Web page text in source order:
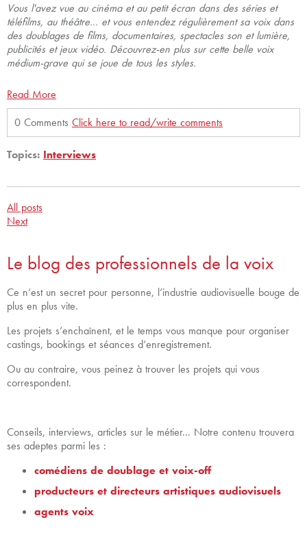
Vous l'avez vue au cinéma et au petit écran dans des séries et
téléfilms, au théâtre... et vous entendez régulièrement sa voix dans
des doublages de films, documentaires, spectacles son et lumière,
publicités et jeux vidéo. Découvrez-en plus sur cette belle voix
médium-grave qui se joue de tous les styles.
Read More
0 Comments Click here to read/write comments
Topics: Interviews
All posts
Next
Le blog des professionnels de la voix
Ce n’est un secret pour personne, l’industrie audiovisuelle bouge de
plus en plus vite.
Les projets s’enchaînent, et le temps vous manque pour organiser
castings, bookings et séances d’enregistrement.
Ou au contraire, vous peinez à trouver les projets qui vous
correspondent.
Conseils, interviews, articles sur le métier... Notre contenu trouvera
ses adeptes parmi les :
comédiens de doublage et voix-off
producteurs et directeurs artistiques audiovisuels
agents voix